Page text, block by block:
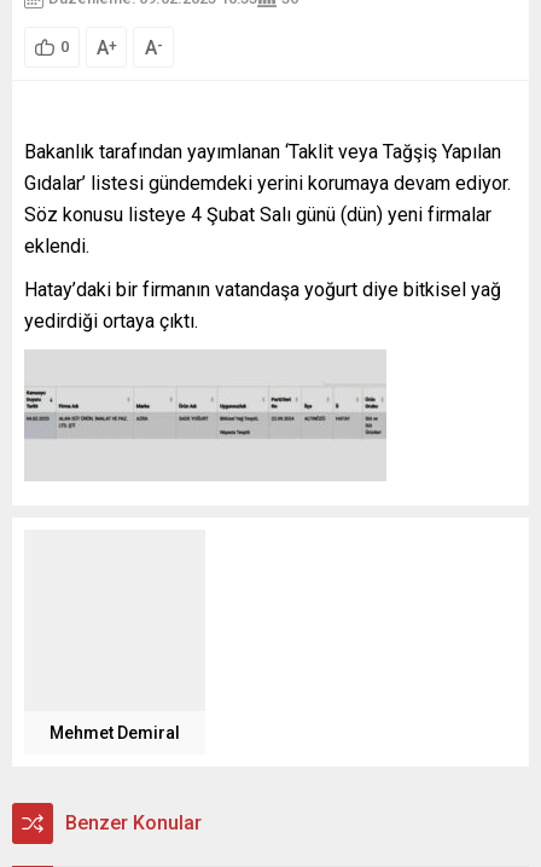
0 A+ A-
Bakanlık tarafından yayımlanan ‘Taklit veya Tağşiş Yapılan
Gıdalar’ listesi gündemdeki yerini korumaya devam ediyor.
Söz konusu listeye 4 Şubat Salı günü (dün) yeni firmalar
eklendi.
Hatay’daki bir firmanın vatandaşa yoğurt diye bitkisel yağ
yedirdiği ortaya çıktı.
Mehmet Demiral
Benzer Konular